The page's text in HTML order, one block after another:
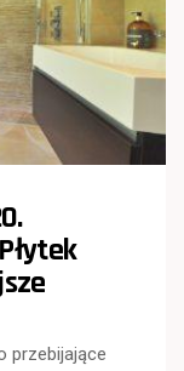
przebijające